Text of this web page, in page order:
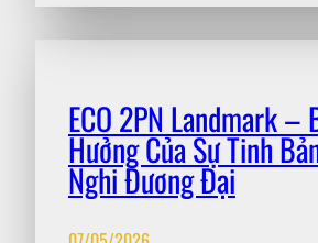
ECO 2PN Landmark –
Hưởng Của Sự Tinh
Nghi Đương Đại